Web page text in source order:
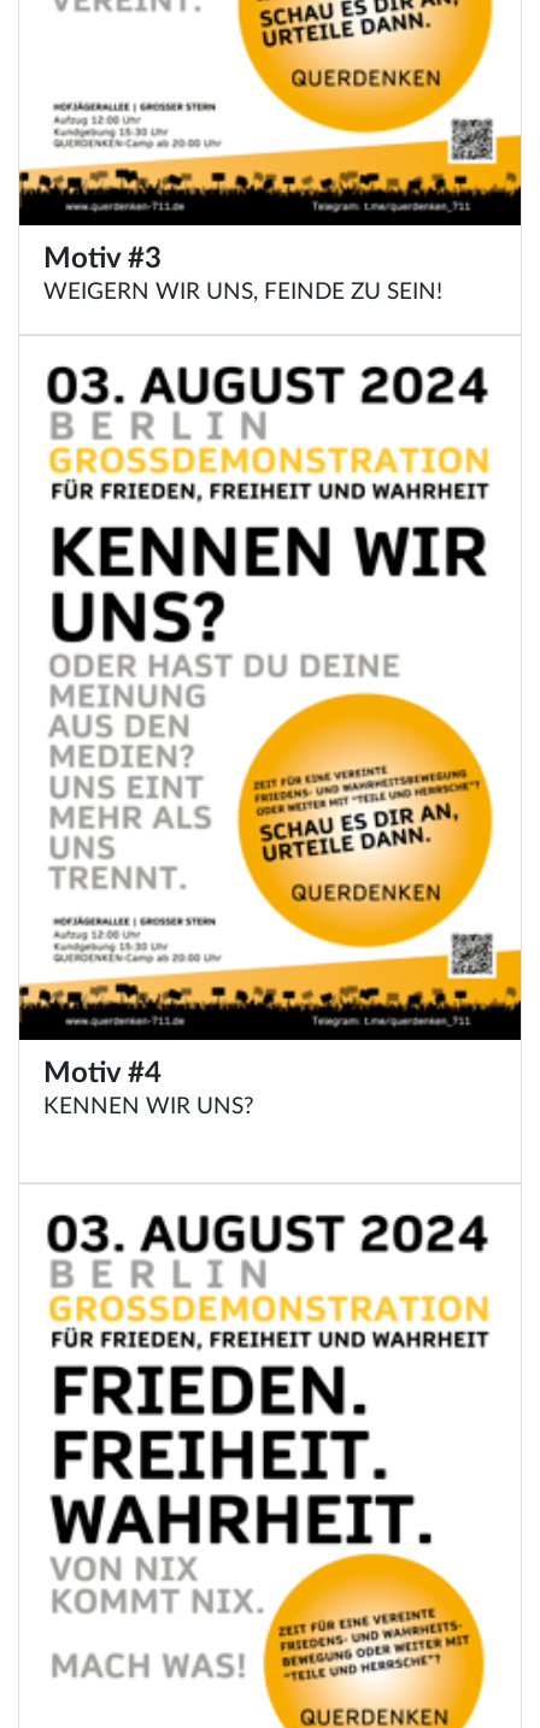
Motiv #3
WEIGERN WIR UNS, FEINDE ZU SEIN!
Motiv #4
KENNEN WIR UNS?